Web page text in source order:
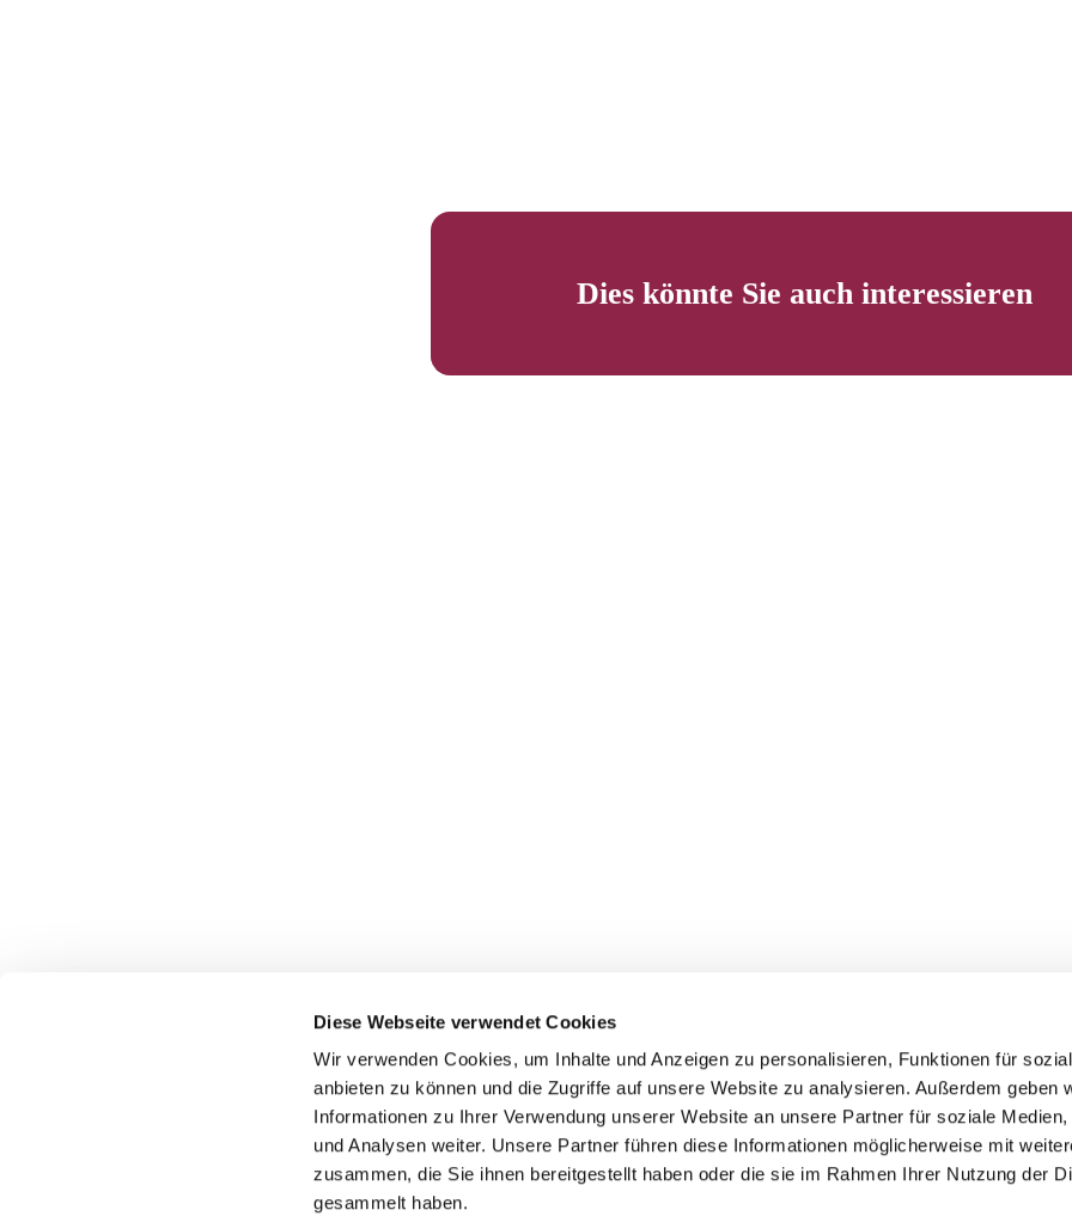
Diese Webseite verwendet Cookies
Wir verwenden Cookies, um Inhalte und Anzeigen zu personalisieren, Funktionen für
anbieten zu können und die Zugriffe auf unsere Website zu analysieren. Außerdem geben
Informationen zu Ihrer Verwendung unserer Website an unsere Partner für soziale Medien,
und Analysen weiter. Unsere Partner führen diese Informationen möglicherweise mit
zusammen, die Sie ihnen bereitgestellt haben oder die sie im Rahmen Ihrer Nutzung der
gesammelt haben.
Dies könnte Sie auch interessieren
Impressum Datenschutzerklärung ChurchDesk-Login